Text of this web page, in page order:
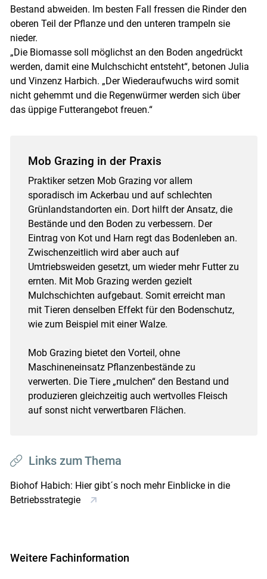
Bestand abweiden. Im besten Fall fressen die Rinder den
oberen Teil der Pflanze und den unteren trampeln sie
nieder.
„Die Biomasse soll möglichst an den Boden angedrückt
werden, damit eine Mulchschicht entsteht“, betonen Julia
und Vinzenz Harbich. „Der Wiederaufwuchs wird somit
nicht gehemmt und die Regenwürmer werden sich über
das üppige Futterangebot freuen.“
Mob Grazing in der Praxis
Praktiker setzen Mob Grazing vor allem
sporadisch im Ackerbau und auf schlechten
Grünlandstandorten ein. Dort hilft der Ansatz, die
Bestände und den Boden zu verbessern. Der
Eintrag von Kot und Harn regt das Bodenleben an.
Zwischenzeitlich wird aber auch auf
Umtriebsweiden gesetzt, um wieder mehr Futter zu
ernten. Mit Mob Grazing werden gezielt
Mulchschichten aufgebaut. Somit erreicht man
mit Tieren denselben Effekt für den Bodenschutz,
wie zum Beispiel mit einer Walze.
Mob Grazing bietet den Vorteil, ohne
Maschineneinsatz Pflanzenbestände zu
verwerten. Die Tiere „mulchen“ den Bestand und
produzieren gleichzeitig auch wertvolles Fleisch
auf sonst nicht verwertbaren Flächen.
Links zum Thema
Biohof Habich: Hier gibt´s noch mehr Einblicke in die
Betriebsstrategie
Weitere Fachinformation